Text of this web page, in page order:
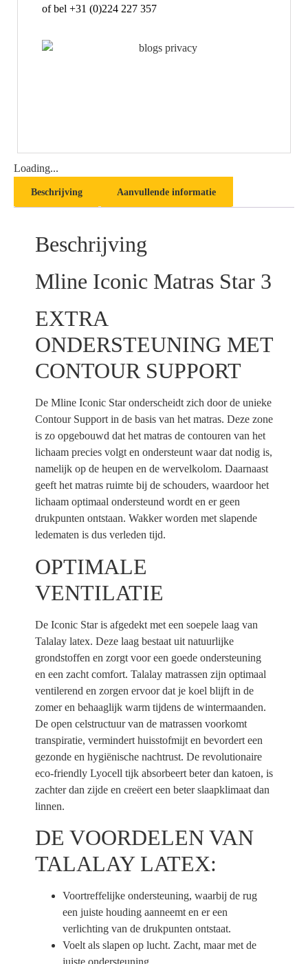
of bel +31 (0)224 227 357
Loading...
Beschrijving Aanvullende informatie
Beschrijving
Mline Iconic Matras Star 3
EXTRA
ONDERSTEUNING MET
CONTOUR SUPPORT
De Mline Iconic Star onderscheidt zich door de unieke
Contour Support in de basis van het matras. Deze zone
is zo opgebouwd dat het matras de contouren van het
lichaam precies volgt en ondersteunt waar dat nodig is,
namelijk op de heupen en de wervelkolom. Daarnaast
geeft het matras ruimte bij de schouders, waardoor het
lichaam optimaal ondersteund wordt en er geen
drukpunten ontstaan. Wakker worden met slapende
ledematen is dus verleden tijd.
OPTIMALE
VENTILATIE
De Iconic Star is afgedekt met een soepele laag van
Talalay latex. Deze laag bestaat uit natuurlijke
grondstoffen en zorgt voor een goede ondersteuning
en een zacht comfort. Talalay matrassen zijn optimaal
ventilerend en zorgen ervoor dat je koel blijft in de
zomer en behaaglijk warm tijdens de wintermaanden.
De open celstructuur van de matrassen voorkomt
transpiratie, vermindert huisstofmijt en bevordert een
gezonde en hygiënische nachtrust. De revolutionaire
eco-friendly Lyocell tijk absorbeert beter dan katoen, is
zachter dan zijde en creëert een beter slaapklimaat dan
linnen.
DE VOORDELEN VAN
TALALAY LATEX:
Voortreffelijke ondersteuning, waarbij de rug
een juiste houding aanneemt en er een
verlichting van de drukpunten ontstaat.
Voelt als slapen op lucht. Zacht, maar met de